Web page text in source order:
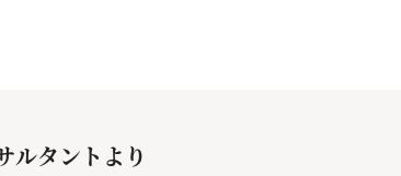
ルタントより